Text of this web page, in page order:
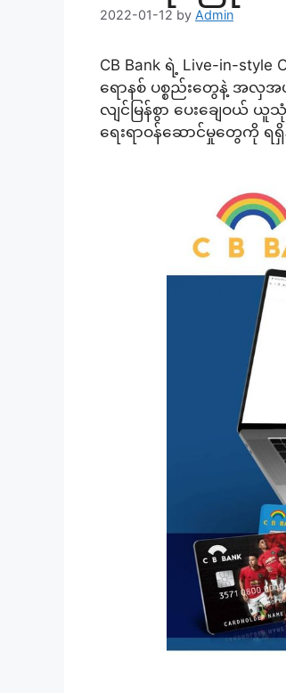
2022-01-12 by Admin
CB Bank ရဲ့ Live-in-
ရောနစ် ပစ္စည်းတွေနဲ့ အလှအ
လျင်မြန်စွာ ပေးချေဝယ်
ရေးရာဝန်ဆောင်မှုတွေကို ရရှိ